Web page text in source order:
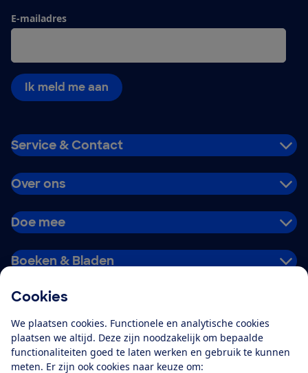
Cookies
We plaatsen cookies. Functionele en analytische cookies
plaatsen we altijd. Deze zijn noodzakelijk om bepaalde
functionaliteiten goed te laten werken en gebruik te kunnen
meten. Er zijn ook cookies naar keuze om:
E-mailadres
Ik meld me aan
Service & Contact
Over ons
Doe mee
Boeken & Bladen
Alles over de